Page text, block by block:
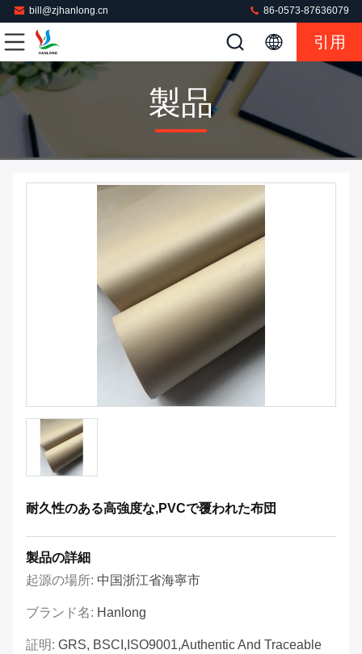
bill@zjhanlong.cn 86-0573-87636079
引用
製品
耐久性のある高強度な,PVCで覆われた布団
製品の詳細
起源の場所: 中国浙江省海寧市
ブランド名: Hanlong
証明: GRS, BSCI,ISO9001,Authentic And Traceable